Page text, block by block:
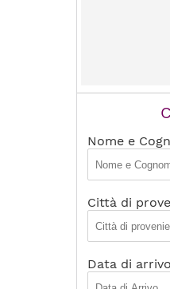
Nome e
Città di
Data di